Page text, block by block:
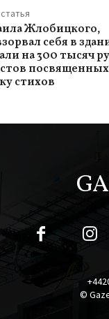
Жлобицкого,
себя в
на 300 тысяч
посвященных
стихов
©